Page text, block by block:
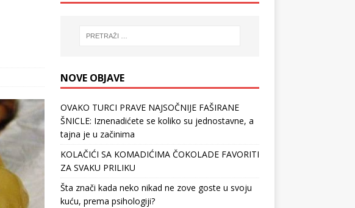
NOVE OBJAVE
OVAKO TURCI PRAVE NAJSOČNIJE FAŠIRANE
ŠNICLE: Iznenadićete se koliko su jednostavne, a
tajna je u začinima
KOLAČIĆI SA KOMADIĆIMA ČOKOLADE FAVORITI
ZA SVAKU PRILIKU
Šta znači kada neko nikad ne zove goste u svoju
kuću, prema psihologiji?